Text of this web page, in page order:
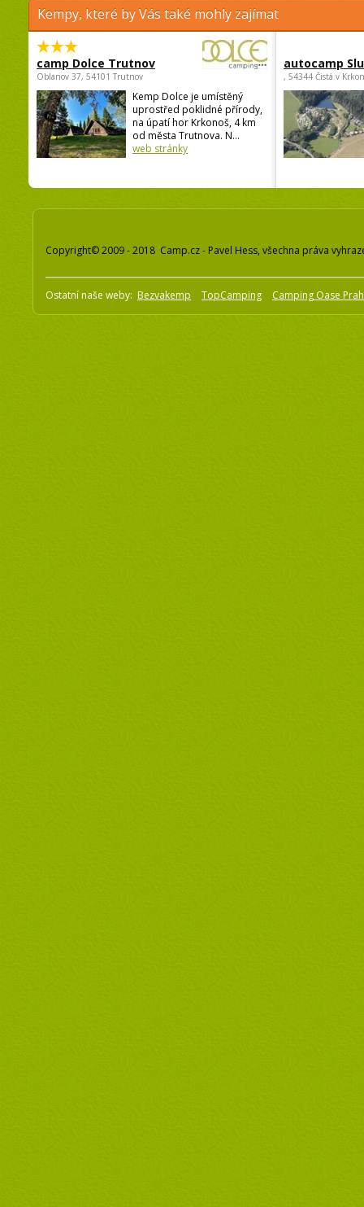
Kempy, které by Vás také mohly zajímat
camp Dolce Trutnov
Oblanov 37, 54101 Trutnov
Kemp Dolce je umístěný
uprostřed poklidné přírody,
na úpatí hor Krkonoš, 4 km
od města Trutnova. N...
web stránky
autocamp
, 54344 Čistá v
Copyright© 2009 - 2018 Camp.cz - Pavel Hess, všechna práva
Ostatní naše weby: Bezvakemp TopCamping Camping Oase